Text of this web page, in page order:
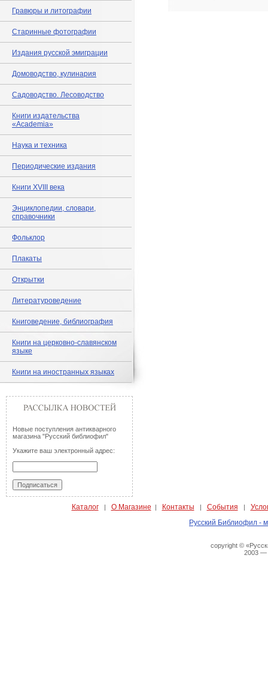
Гравюры и литографии
Старинные фотографии
Издания русской эмиграции
Домоводство, кулинария
Садоводство. Лесоводство
Книги издательства
«Academia»
Наука и техника
Периодические издания
Книги XVIII века
Энциклопедии, словари,
справочники
Фольклор
Плакаты
Открытки
Литературоведение
Книговедение, библиография
Книги на церковно-славянском
языке
Книги на иностранных языках
Новые поступления антикварного
магазина "Русский библиофил"
Укажите ваш электронный адрес:
Каталог| О Магазине | Контакты | События |
Русский Библиофил -
copyright ©
2003 —